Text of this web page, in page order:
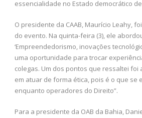
essencialidade no Estado democrático
O presidente da CAAB, Maurício Leahy,
do evento. Na quinta-feira (3), ele
‘Empreendedorismo, inovações
uma oportunidade para trocar
colegas. Um dos pontos que ressaltei foi
em atuar de forma ética, pois é o que se
enquanto operadores do Direito”.
Para a presidente da OAB da Bahia,